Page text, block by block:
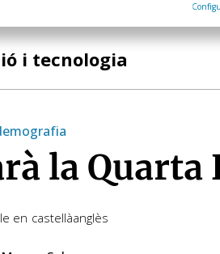
i tecnologia
la Quarta
en castellàanglès